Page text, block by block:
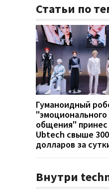
Статьи по
Гуманоидный
"эмоционального
общения" принес
Ubtech свыше
долларов за
Внутри